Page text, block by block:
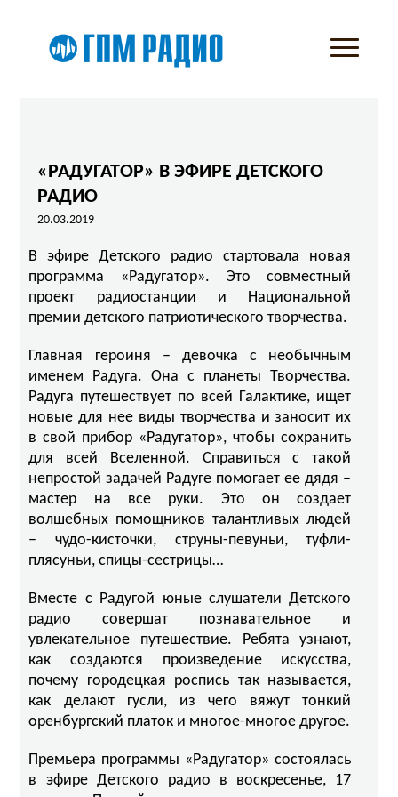
«РАДУГАТОР» В ЭФИРЕ ДЕТСКОГО
РАДИО
20.03.2019
В эфире Детского радио стартовала новая
программа «Радугатор». Это совместный
проект радиостанции и Национальной
премии детского патриотического творчества.
Главная героиня – девочка с необычным
именем Радуга. Она с планеты Творчества.
Радуга путешествует по всей Галактике, ищет
новые для нее виды творчества и заносит их
в свой прибор «Радугатор», чтобы сохранить
для всей Вселенной. Справиться с такой
непростой задачей Радуге помогает ее дядя –
мастер на все руки. Это он создает
волшебных помощников талантливых людей
– чудо-кисточки, струны-певуньи, туфли-
плясуньи, спицы-сестрицы…
Вместе с Радугой юные слушатели Детского
радио совершат познавательное и
увлекательное путешествие. Ребята узнают,
как создаются произведение искусства,
почему городецкая роспись так называется,
как делают гусли, из чего вяжут тонкий
оренбургский платок и многое-многое другое.
Премьера программы «Радугатор» состоялась
в эфире Детского радио в воскресенье, 17